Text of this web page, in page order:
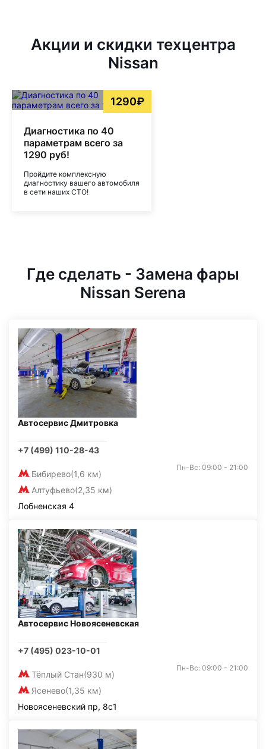
Акции и скидки техцентра
Nissan
1290₽
Диагностика по 40
параметрам всего за
1290 руб!
Пройдите комплексную
диагностику вашего автомобиля
в сети наших СТО!
Где сделать - Замена фары
Nissan Serena
Автосервис Дмитровка
+7 (499) 110-28-43
Бибирево(1,6 км)
Алтуфьево(2,35 км)
Пн-Вс: 09:00 - 21:00
Лобненская 4
Автосервис Новоясеневская
+7 (495) 023-10-01
Тёплый Стан(930 м)
Ясенево(1,35 км)
Пн-Вс: 09:00 - 21:00
Новоясеневский пр, 8с1